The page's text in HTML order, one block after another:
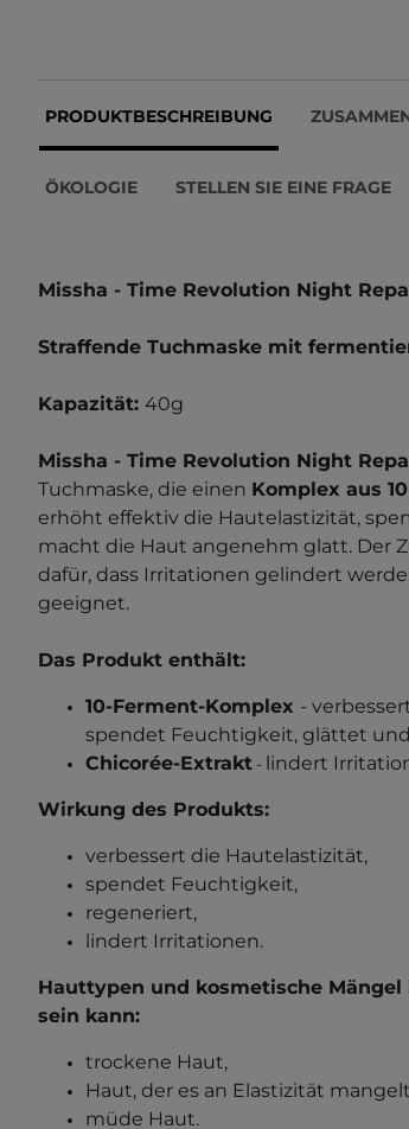
PRODUKTBESCHREIBUNG
ÖKOLOGIE STELLEN SIE EINE FRAGE
Missha - Time Revolution Night
Straffende Tuchmaske mit
Kapazität: 40g
Missha - Time Revolution Night
Tuchmaske, die einen Komplex aus
erhöht effektiv die Hautelastizität,
macht die Haut angenehm glatt. Der
dafür, dass Irritationen gelindert
geeignet.
Das Produkt enthält:
10-Ferment-Komplex -
spendet Feuchtigkeit, glättet
Chicorée-Extrakt - lindert
Wirkung des Produkts:
verbessert die Hautelastizität,
spendet Feuchtigkeit,
regeneriert,
lindert Irritationen.
Hauttypen und kosmetische
sein kann:
trockene Haut,
Haut, der es an Elastizität
müde Haut.